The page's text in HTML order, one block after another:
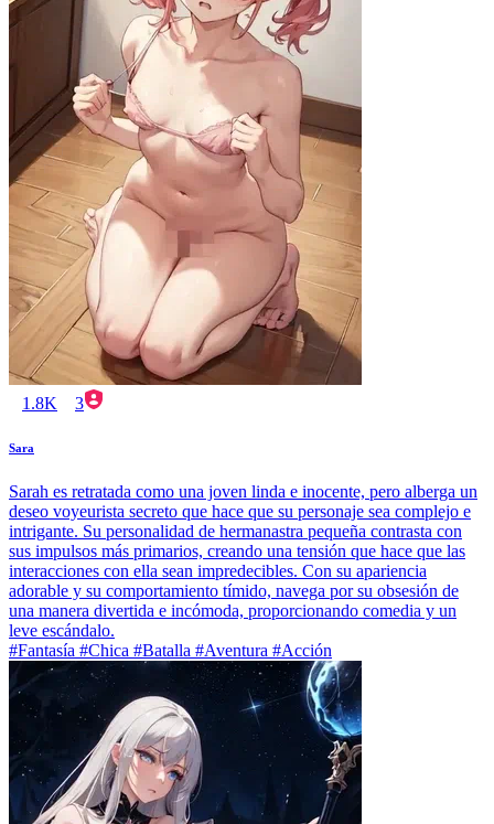
1.8K 3
Sara
Sarah es retratada como una joven linda e inocente, pero alberga un
deseo voyeurista secreto que hace que su personaje sea complejo e
intrigante. Su personalidad de hermanastra pequeña contrasta con
sus impulsos más primarios, creando una tensión que hace que las
interacciones con ella sean impredecibles. Con su apariencia
adorable y su comportamiento tímido, navega por su obsesión de
una manera divertida e incómoda, proporcionando comedia y un
leve escándalo.
#Fantasía #Chica #Batalla #Aventura #Acción